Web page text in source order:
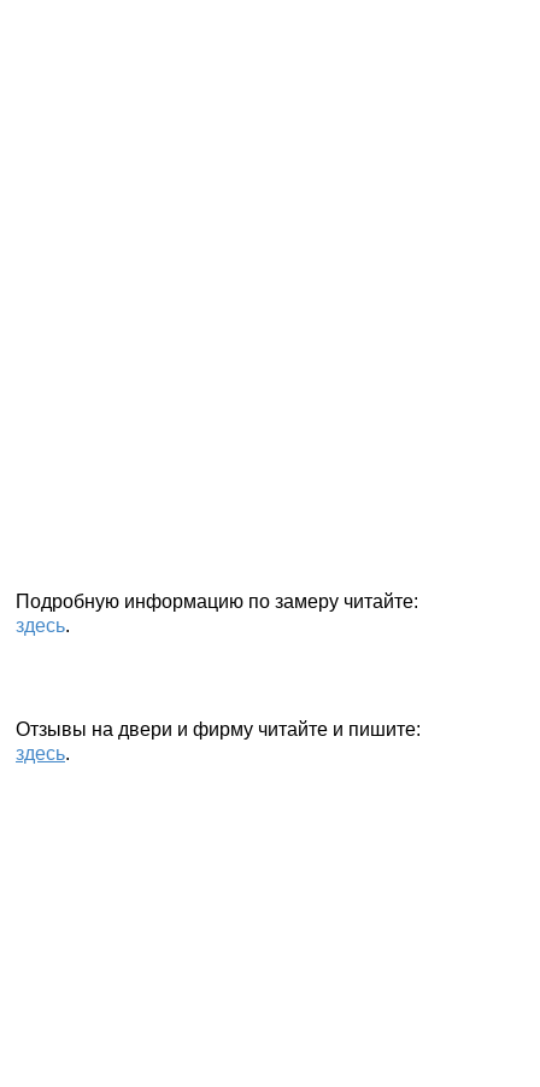
Подробную информацию по замеру читайте:
здесь.
Отзывы на двери и фирму читайте и пишите:
здесь.